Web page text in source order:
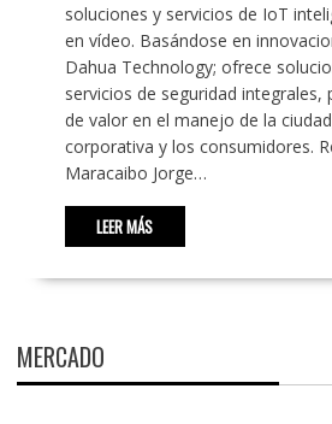
soluciones y servicios de IoT
en vídeo. Basándose en
Dahua Technology; ofrece
servicios de seguridad integrales,
de valor en el manejo de la
corporativa y los consumidores.
Maracaibo Jorge…
LEER MÁS
MERCADO